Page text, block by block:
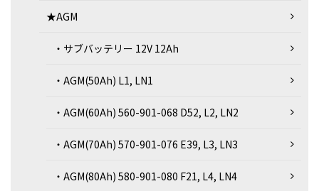
★AGM
・サブバッテリー 12V 12Ah
・AGM(50Ah) L1, LN1
・AGM(60Ah) 560-901-068 D52, L2, LN2
・AGM(70Ah) 570-901-076 E39, L3, LN3
・AGM(80Ah) 580-901-080 F21, L4, LN4